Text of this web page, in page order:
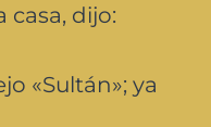
casa, dijo:
«Sultán»; ya